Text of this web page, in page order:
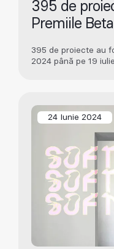
395 de
Premiile
395 de proiecte au
2024 până pe 19 iulie.
24 Iunie 2024